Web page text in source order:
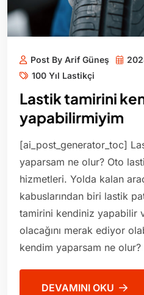
Post By Arif Güneş
100 Yıl Lastikçi
Lastik tamirini
yapabilirmiyim
[ai_post_generator_toc]
yaparsam ne olur? Oto
hizmetleri. Yolda kalan
kabuslarından biri lastik
tamirini kendiniz yapabilir
olacağını merak ediyor
kendim yaparsam ne
DEVAMINI OKU